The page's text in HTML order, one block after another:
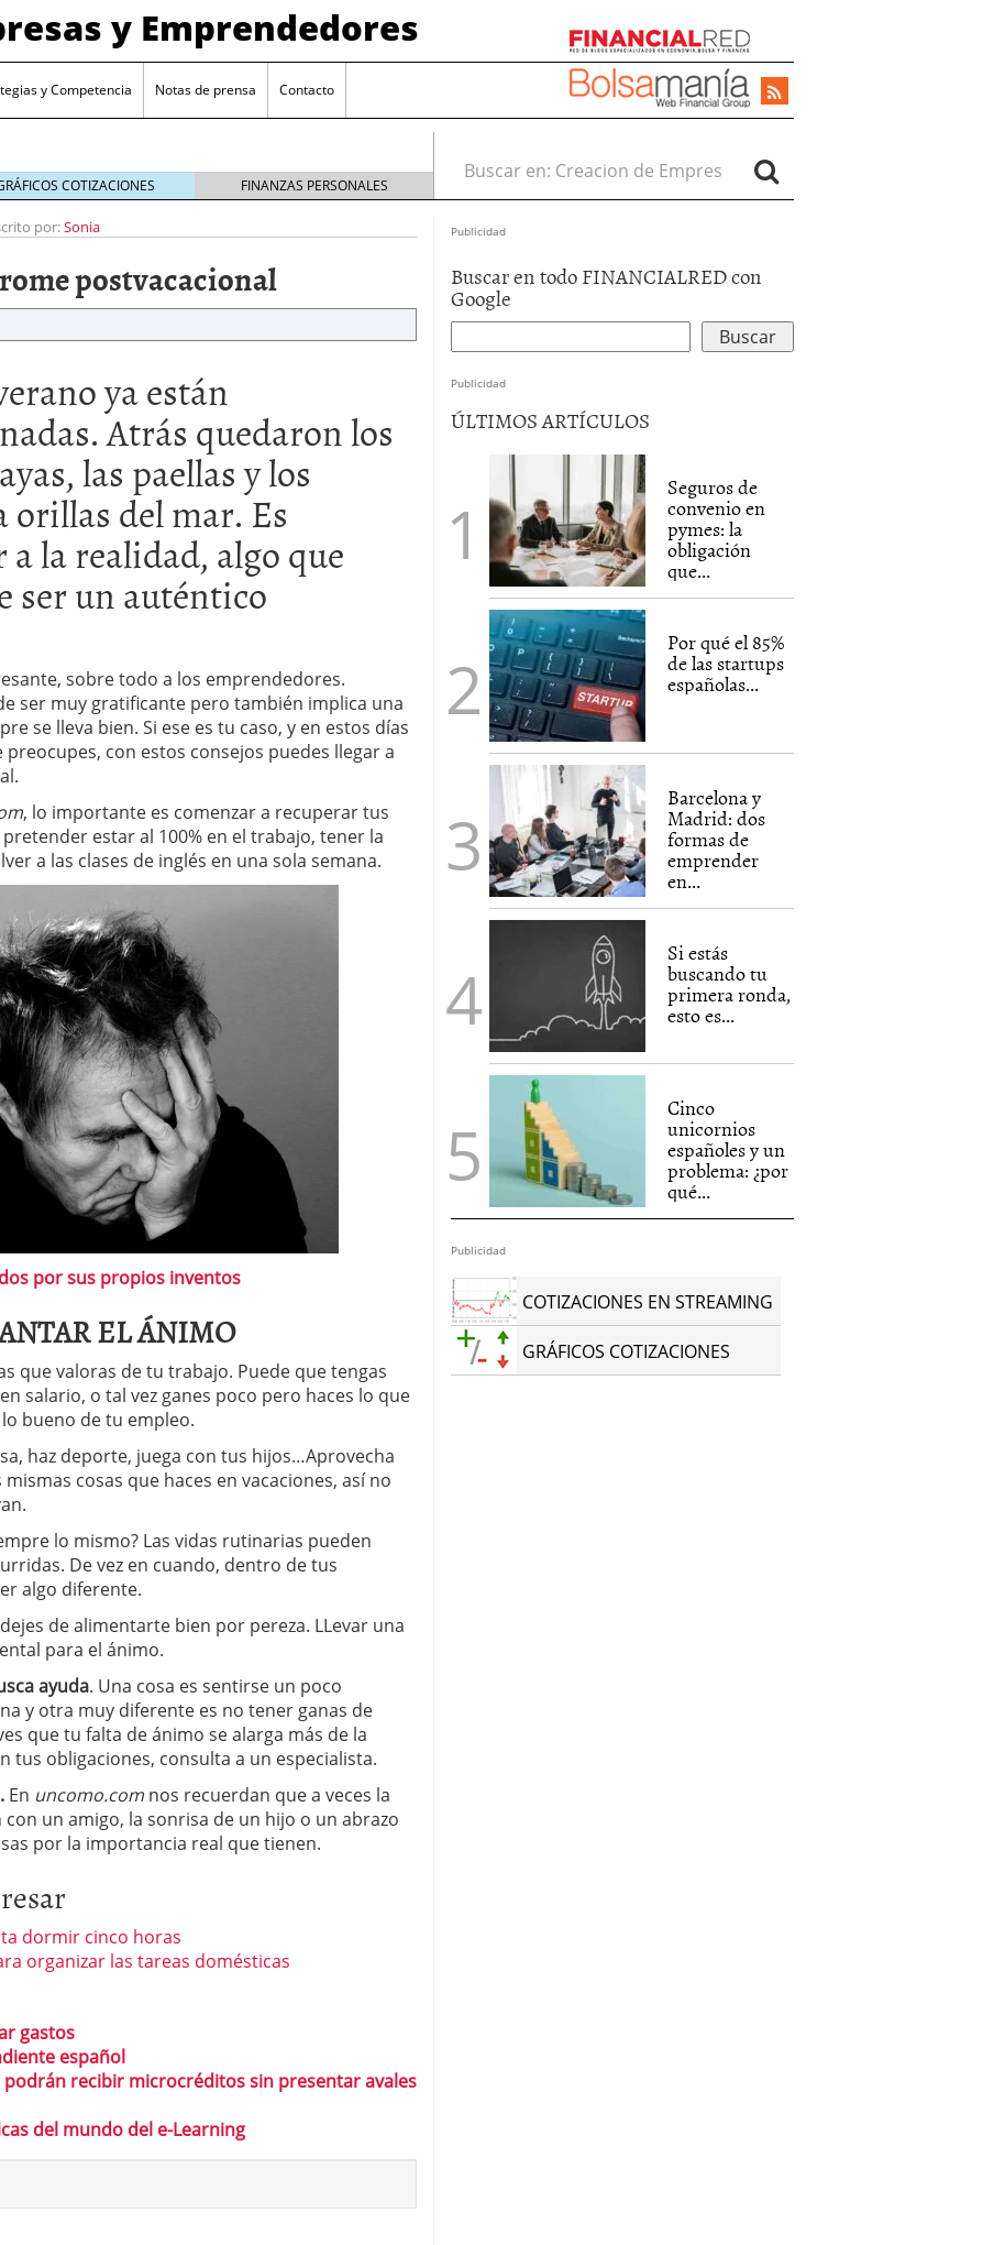
y Emprendedores
y Competencia Notas de prensa Contacto
españolas no llega a los tres años (y cómo
2026/02/28
formas de emprender en el mismo país 2026/02/23
ronda, esto es lo que los fondos quieren ver
y un problema: ¿por qué no salen más?
COTIZACIONES FINANZAS PERSONALES
Buscar en:
por:Sonia
postvacacional
ya están
Atrás quedaron los
las paellas y los
orillas del mar. Es
la realidad, algo que
ser un auténtico
sobre todo a los emprendedores.
ser muy gratificante pero también implica una
se lleva bien. Si ese es tu caso, y en estos días
con estos consejos puedes llegar a
, lo importante es comenzar a recuperar tus
estar al 100% en el trabajo, tener la
a las clases de inglés en una sola semana.
por sus propios inventos
EL ÁNIMO
que valoras de tu trabajo. Puede que tengas
salario, o tal vez ganes poco pero haces lo que
bueno de tu empleo.
haz deporte, juega con tus hijos…Aprovecha
cosas que haces en vacaciones, así no
lo mismo? Las vidas rutinarias pueden
De vez en cuando, dentro de tus
algo diferente.
de alimentarte bien por pereza. LLevar una
para el ánimo.
ayuda. Una cosa es sentirse un poco
y otra muy diferente es no tener ganas de
que tu falta de ánimo se alarga más de la
tus obligaciones, consulta a un especialista.
En uncomo.com nos recuerdan que a veces la
un amigo, la sonrisa de un hijo o un abrazo
por la importancia real que tienen.
dormir cinco horas
organizar las tareas domésticas
gastos
español
recibir microcréditos sin presentar avales
del mundo del e-Learning
Publicidad
Buscar en todo FINANCIALRED con
Google
Publicidad
ÚLTIMOS ARTÍCULOS
Seguros de
convenio en
pymes: la
obligación
que...
Por qué el 85%
de las startups
españolas...
Barcelona y
Madrid: dos
formas de
emprender
en...
Si estás
buscando tu
primera ronda,
esto es...
Cinco
unicornios
españoles y un
problema: ¿por
qué...
Publicidad
COTIZACIONES EN STREAMING
GRÁFICOS COTIZACIONES